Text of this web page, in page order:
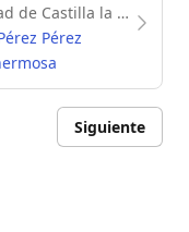
Villarcayo de Merindad de Castilla la Vieja (09550)
Pérez
Siguiente